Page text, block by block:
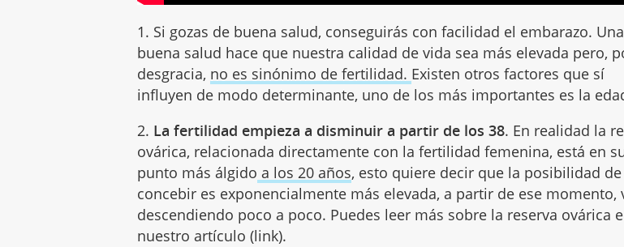
1. Si gozas de buena salud, conseguirás con facilidad el embarazo. Una
buena salud hace que nuestra calidad de vida sea más elevada pero,
desgracia, no es sinónimo de fertilidad. Existen otros factores que sí
influyen de modo determinante, uno de los más importantes es la
2. La fertilidad empieza a disminuir a partir de los 38. En realidad la
ovárica, relacionada directamente con la fertilidad femenina, está en
punto más álgido a los 20 años, esto quiere decir que la posibilidad de
concebir es exponencialmente más elevada, a partir de ese momento,
descendiendo poco a poco. Puedes leer más sobre la reserva ovárica
nuestro artículo (link).